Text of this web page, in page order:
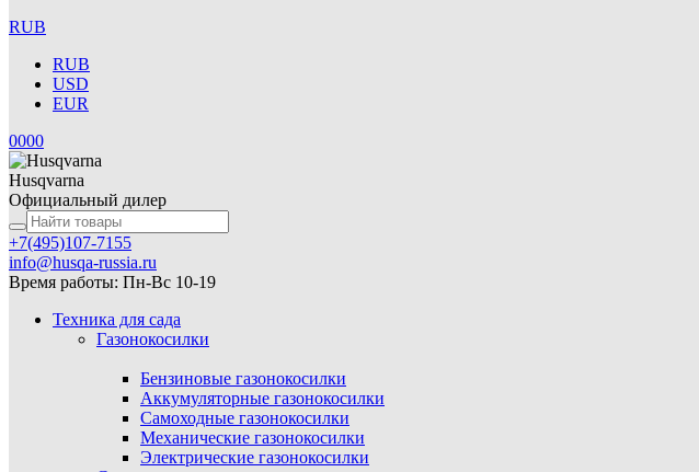
RUB
RUB
USD
EUR
0000
Husqvarna
Официальный дилер
+7(495)107-7155
info@husqa-russia.ru
Время работы: Пн-Вс 10-19
Техника для сада
Газонокосилки
Бензиновые газонокосилки
Аккумуляторные газонокосилки
Самоходные газонокосилки
Механические газонокосилки
Электрические газонокосилки